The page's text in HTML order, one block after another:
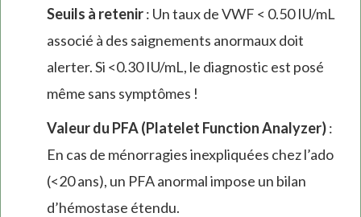
Seuils à retenir: Un taux de VWF < 0.50 IU/mL
associé à des saignements anormaux doit
alerter. Si <0.30 IU/mL, le diagnostic est posé
même sans symptômes !
Valeur du PFA (Platelet Function Analyzer):
En cas de ménorragies inexpliquées chez l’ado
(<20 ans), un PFA anormal impose un bilan
d’hémostase étendu.